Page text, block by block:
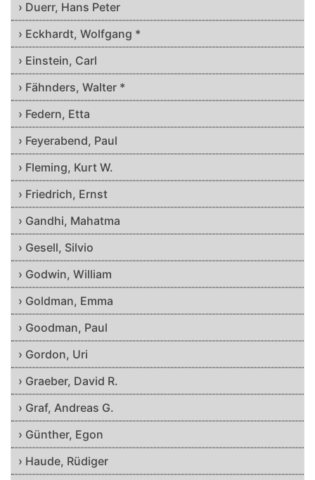
› Duerr, Hans Peter
› Eckhardt, Wolfgang *
› Einstein, Carl
› Fähnders, Walter *
› Federn, Etta
› Feyerabend, Paul
› Fleming, Kurt W.
› Friedrich, Ernst
› Gandhi, Mahatma
› Gesell, Silvio
› Godwin, William
› Goldman, Emma
› Goodman, Paul
› Gordon, Uri
› Graeber, David R.
› Graf, Andreas G.
› Günther, Egon
› Haude, Rüdiger